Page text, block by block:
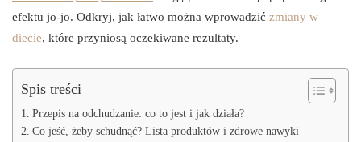
efektu jo-jo. Odkryj, jak łatwo można wprowadzić zmiany w
diecie, które przyniosą oczekiwane rezultaty.
Spis treści
Przepis na odchudzanie: co to jest i jak działa?
Co jeść, żeby schudnąć? Lista produktów i zdrowe nawyki